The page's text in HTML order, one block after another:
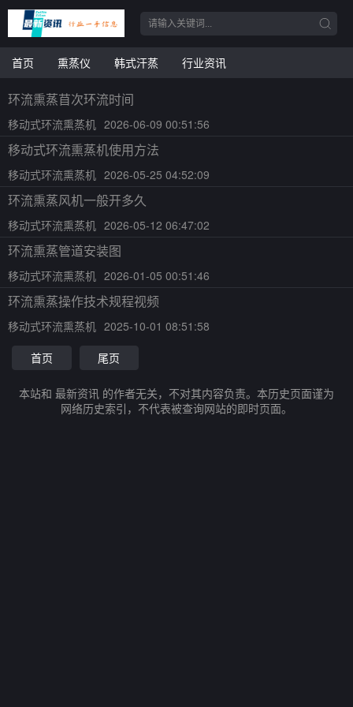
首页 熏蒸仪 韩式汗蒸 行业资讯
环流熏蒸苜次环流时间
移动式环流熏蒸机 2026-06-09 00:51:56
移动式环流熏蒸机使用方法
移动式环流熏蒸机 2026-05-25 04:52:09
环流熏蒸风机一般开多久
移动式环流熏蒸机 2026-05-12 06:47:02
环流熏蒸管道安装图
移动式环流熏蒸机 2026-01-05 00:51:46
环流熏蒸操作技术规程视频
移动式环流熏蒸机 2025-10-01 08:51:58
首页
尾页
本站和 最新资讯 的作者无关，不对其内容负责。本历史页面谨为
网络历史索引，不代表被查询网站的即时页面。